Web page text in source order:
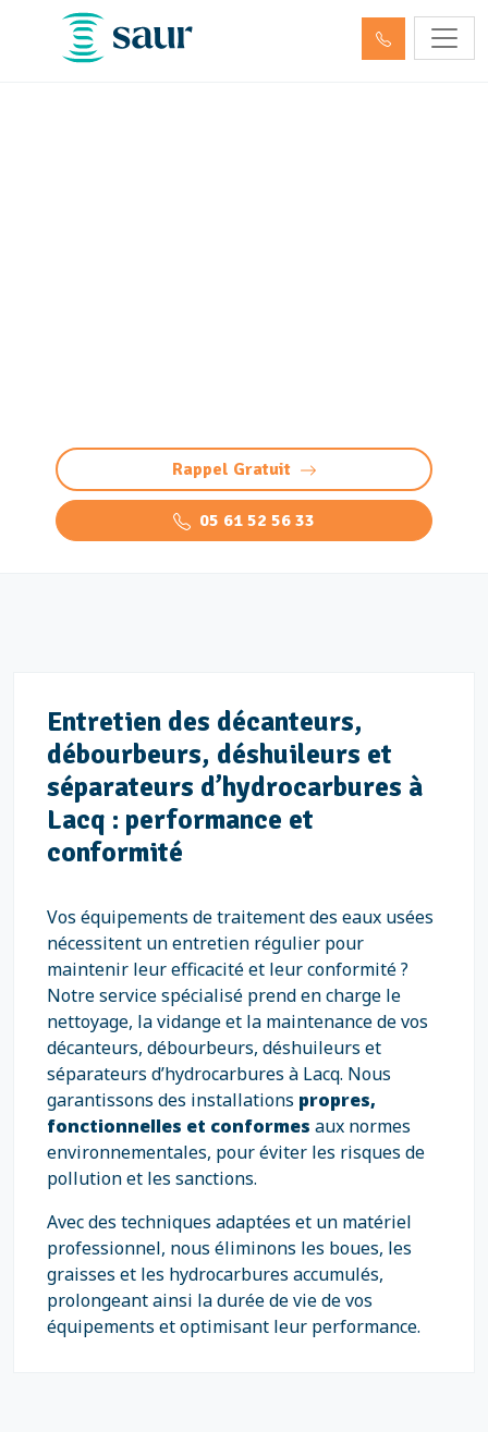
Rappel Gratuit
05 61 52 56 33
Entretien des décanteurs,
débourbeurs, déshuileurs et
séparateurs d’hydrocarbures à
Lacq : performance et
conformité
Vos équipements de traitement des eaux usées
nécessitent un entretien régulier pour
maintenir leur efficacité et leur conformité ?
Notre service spécialisé prend en charge le
nettoyage, la vidange et la maintenance de vos
décanteurs, débourbeurs, déshuileurs et
séparateurs d’hydrocarbures à Lacq. Nous
garantissons des installations propres,
fonctionnelles et conformes aux normes
environnementales, pour éviter les risques de
pollution et les sanctions.
Avec des techniques adaptées et un matériel
professionnel, nous éliminons les boues, les
graisses et les hydrocarbures accumulés,
prolongeant ainsi la durée de vie de vos
équipements et optimisant leur performance.